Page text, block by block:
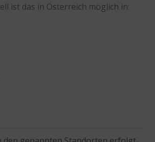
ist das in Österreich möglich in: